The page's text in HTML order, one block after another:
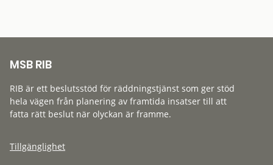
MSB RIB
RIB är ett beslutsstöd för räddningstjänst som ger stöd
hela vägen från planering av framtida insatser till att
fatta rätt beslut när olyckan är framme.
Tillgänglighet